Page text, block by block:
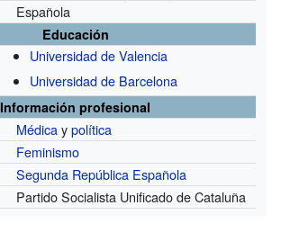
Española
Educación
Universidad de Valencia
Universidad de Barcelona
Información profesional
Médicaypolítica
Feminismo
Segunda República Española
Partido Socialista Unificado de Cataluña